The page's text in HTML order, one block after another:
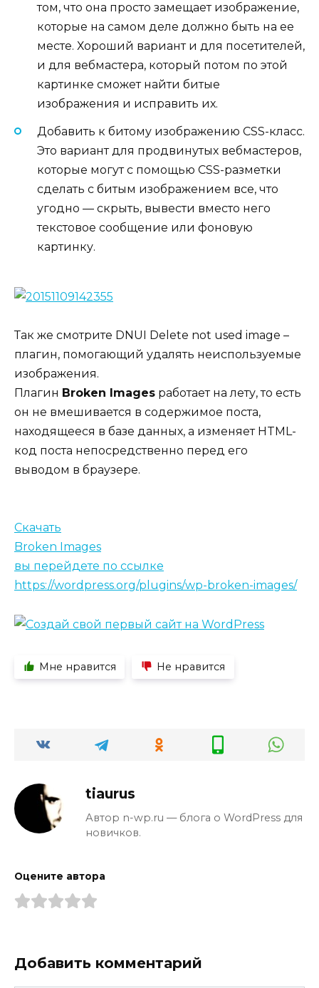
том, что она просто замещает изображение,
которые на самом деле должно быть на ее
месте. Хороший вариант и для посетителей,
и для вебмастера, который потом по этой
картинке сможет найти битые
изображения и исправить их.
Добавить к битому изображению CSS-класс.
Это вариант для продвинутых вебмастеров,
которые могут с помощью CSS-разметки
сделать с битым изображением все, что
угодно — скрыть, вывести вместо него
текстовое сообщение или фоновую
картинку.
Так же смотрите DNUI Delete not used image –
плагин, помогающий удалять неиспользуемые
изображения.
Плагин Broken Images работает на лету, то есть
он не вмешивается в содержимое поста,
находящееся в базе данных, а изменяет HTML-
код поста непосредственно перед его
выводом в браузере.
Скачать
Broken Images
вы перейдете по ссылке
https://wordpress.org/plugins/wp-broken-images/
Мне нравится Не нравится
tiaurus
Автор n-wp.ru — блога о WordPress для
новичков.
Оцените автора
Добавить комментарий